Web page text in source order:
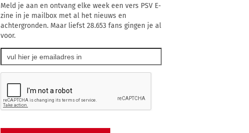
Meld je aan en ontvang elke week een vers PSV E-
zine in je mailbox met al het nieuws en
achtergronden. Maar liefst 28.653 fans gingen je al
voor.